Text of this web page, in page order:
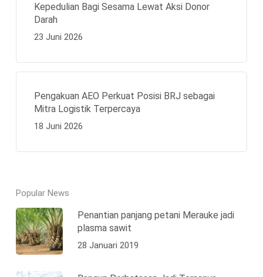
Kepedulian Bagi Sesama Lewat Aksi Donor
Darah
23 Juni 2026
Pengakuan AEO Perkuat Posisi BRJ sebagai
Mitra Logistik Terpercaya
18 Juni 2026
Popular News
Penantian panjang petani Merauke jadi
plasma sawit
28 Januari 2019